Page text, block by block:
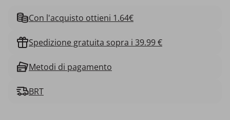
Con l'acquisto ottieni 1.64€
Spedizione gratuita sopra i 39.99 €
Metodi di pagamento
BRT